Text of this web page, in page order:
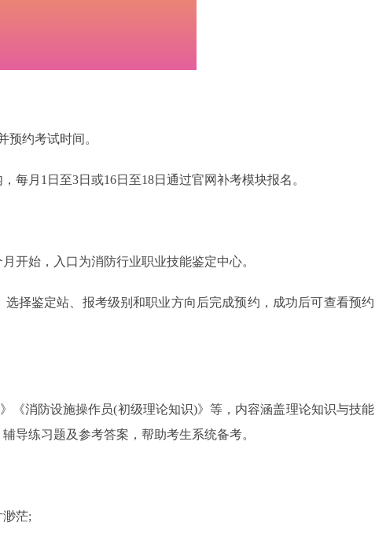
预约考试时间。
每月1日至3日或16日至18日通过官网补考模块报名。
开始，入口为消防行业职业技能鉴定中心。
择鉴定站、报考级别和职业方向后完成预约，成功后可查看预约
《消防设施操作员(初级理论知识)》等，内容涵盖理论知识与技能
导练习题及参考答案，帮助考生系统备考。
茫;